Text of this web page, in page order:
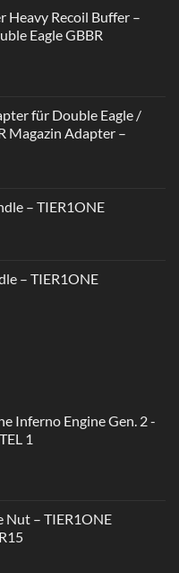
Heavy Recoil Buffer –
Eagle GBBR
für Double Eagle /
Magazin Adapter –
– TIER1ONE
– TIER1ONE
Inferno Engine Gen. 2 -
1
– TIER1ONE